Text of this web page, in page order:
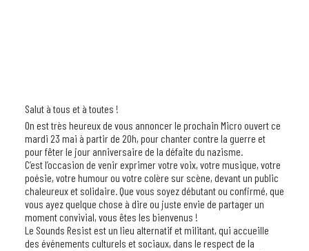
Salut à tous et à toutes !
On est très heureux de vous annoncer le prochain Micro ouvert ce
mardi 23 mai à partir de 20h, pour chanter contre la guerre et
pour fêter le jour anniversaire de la défaite du nazisme.
C’est l’occasion de venir exprimer votre voix, votre musique, votre
poésie, votre humour ou votre colère sur scène, devant un public
chaleureux et solidaire. Que vous soyez débutant ou confirmé, que
vous ayez quelque chose à dire ou juste envie de partager un
moment convivial, vous êtes les bienvenus !
Le Sounds Resist est un lieu alternatif et militant, qui accueille
des événements culturels et sociaux, dans le respect de la